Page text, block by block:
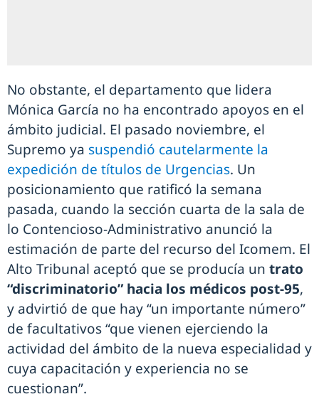
No obstante, el departamento que lidera
Mónica García no ha encontrado apoyos en el
ámbito judicial. El pasado noviembre, el
Supremo ya suspendió cautelarmente la
expedición de títulos de Urgencias. Un
posicionamiento que ratificó la semana
pasada, cuando la sección cuarta de la sala de
lo Contencioso-Administrativo anunció la
estimación de parte del recurso del Icomem. El
Alto Tribunal aceptó que se producía un trato
“discriminatorio” hacia los médicos post-95,
y advirtió de que hay “un importante número”
de facultativos “que vienen ejerciendo la
actividad del ámbito de la nueva especialidad y
cuya capacitación y experiencia no se
cuestionan”.